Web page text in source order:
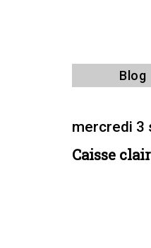
Blog
mercredi 3
Caisse